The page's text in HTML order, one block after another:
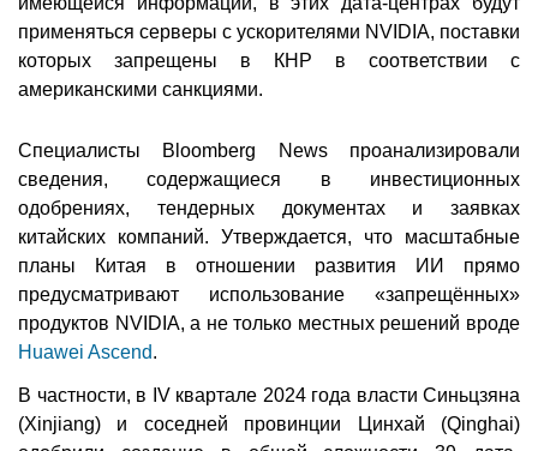
применяться серверы с ускорителями NVIDIA, поставки
которых запрещены в КНР в соответствии с
американскими санкциями.
Специалисты Bloomberg News проанализировали
сведения, содержащиеся в инвестиционных
одобрениях, тендерных документах и заявках
китайских компаний. Утверждается, что масштабные
планы Китая в отношении развития ИИ прямо
предусматривают использование «запрещённых»
продуктов NVIDIA, а не только местных решений вроде
Huawei Ascend.
В частности, в IV квартале 2024 года власти Синьцзяна
(Xinjiang) и соседней провинции Цинхай (Qinghai)